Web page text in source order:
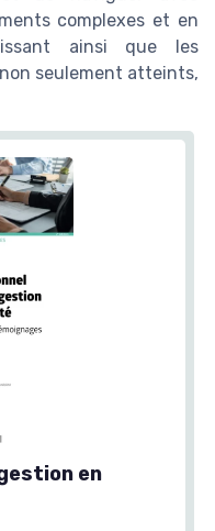
complexes et en
ainsi que les
seulement atteints,
en